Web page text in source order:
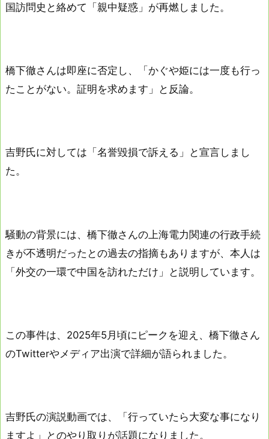
国訪問史と絡めて「親中疑惑」が再燃しました。
橋下徹さんは即座に否定し、「かぐや姫には一度も行っ
たことがない。証明を求めます」と反論。
吉野氏に対しては「名誉毀損で訴える」と宣言しまし
た。
騒動の背景には、橋下徹さんの上海電力関連の行政手続
きが不透明だったとの過去の指摘もありますが、本人は
「外交の一環で中国を訪れただけ」と説明しています。
この事件は、2025年5月頃にピークを迎え、橋下徹さん
のTwitterやメディア出演で詳細が語られました。
吉野氏の演説動画では、「行っていたら大変な事になり
ますよ」とのやり取りが話題になりました。